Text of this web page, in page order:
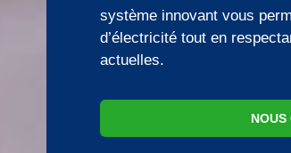
système innovant vous
d’électricité tout en
actuelles.
NOUS